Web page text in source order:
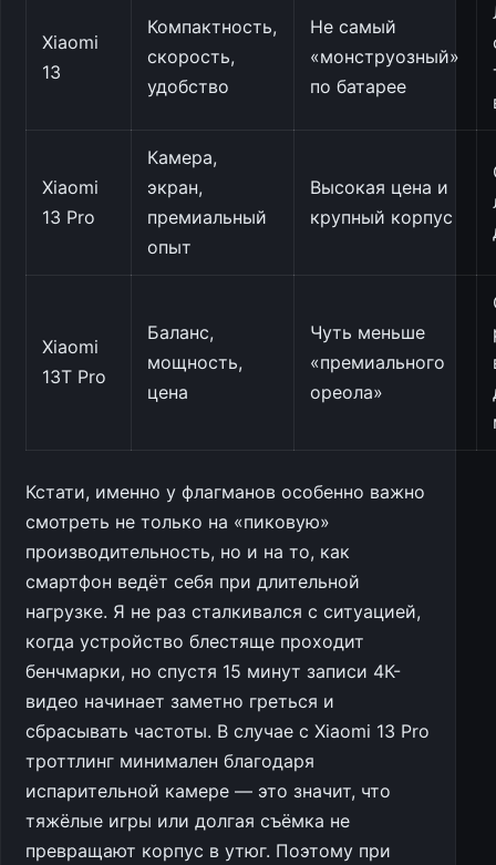
Xiaomi
13
Компактность,
скорость,
удобство
Не самый
«монструозный»
по батарее
Xiaomi
13 Pro
Камера,
экран,
премиальный
опыт
Высокая цена и
крупный корпус
Xiaomi
13T Pro
Баланс,
мощность,
цена
Чуть меньше
«премиального
ореола»
Кстати, именно у флагманов особенно важно
смотреть не только на «пиковую»
производительность, но и на то, как
смартфон ведёт себя при длительной
нагрузке. Я не раз сталкивался с ситуацией,
когда устройство блестяще проходит
бенчмарки, но спустя 15 минут записи 4К-
видео начинает заметно греться и
сбрасывать частоты. В случае с Xiaomi 13 Pro
троттлинг минимален благодаря
испарительной камере — это значит, что
тяжёлые игры или долгая съёмка не
превращают корпус в утюг. Поэтому при